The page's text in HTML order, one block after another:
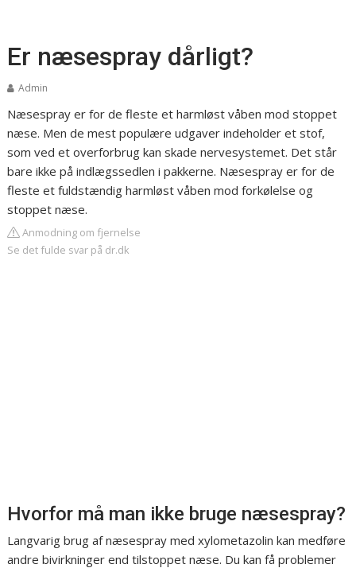
Er næsespray dårligt?
Admin
Næsespray er for de fleste et harmløst våben mod stoppet
næse. Men de mest populære udgaver indeholder et stof,
som ved et overforbrug kan skade nervesystemet. Det står
bare ikke på indlægssedlen i pakkerne. Næsespray er for de
fleste et fuldstændig harmløst våben mod forkølelse og
stoppet næse.
Anmodning om fjernelse
Se det fulde svar på dr.dk
Hvorfor må man ikke bruge næsespray?
Langvarig brug af næsespray med xylometazolin kan medføre
andre bivirkninger end tilstoppet næse. Du kan få problemer